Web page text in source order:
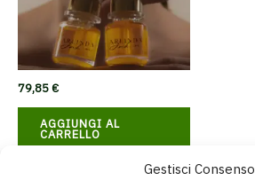
Gestisci Consenso
del
prodotto
79,85€
AGGIUNGI AL
CARRELLO